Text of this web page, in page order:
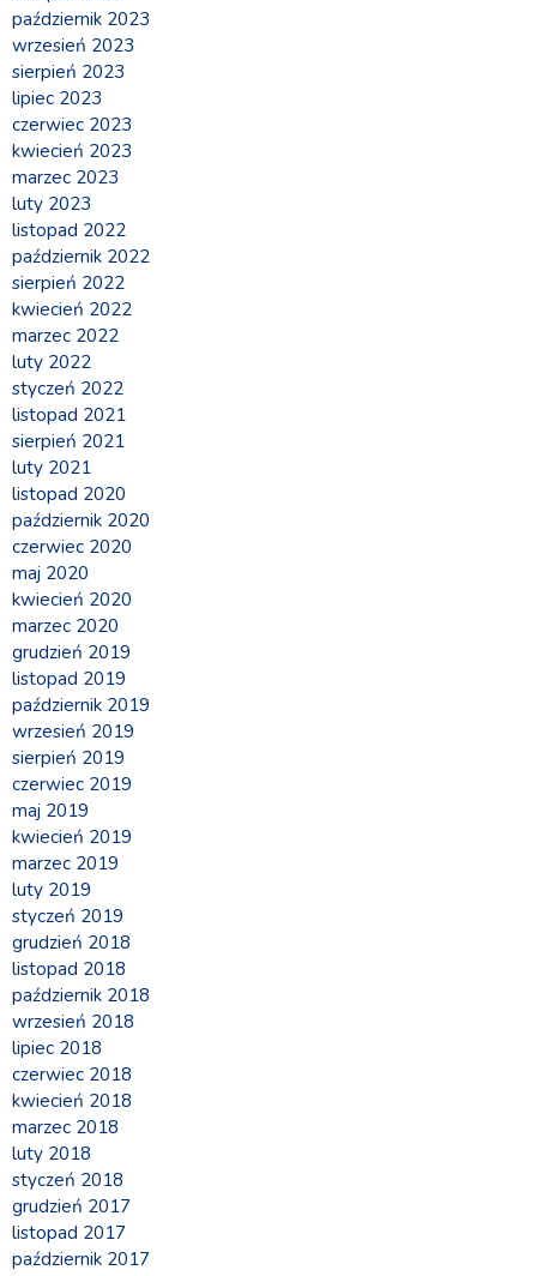
październik 2023
wrzesień 2023
sierpień 2023
lipiec 2023
czerwiec 2023
kwiecień 2023
marzec 2023
luty 2023
listopad 2022
październik 2022
sierpień 2022
kwiecień 2022
marzec 2022
luty 2022
styczeń 2022
listopad 2021
sierpień 2021
luty 2021
listopad 2020
październik 2020
czerwiec 2020
maj 2020
kwiecień 2020
marzec 2020
grudzień 2019
listopad 2019
październik 2019
wrzesień 2019
sierpień 2019
czerwiec 2019
maj 2019
kwiecień 2019
marzec 2019
luty 2019
styczeń 2019
grudzień 2018
listopad 2018
październik 2018
wrzesień 2018
lipiec 2018
czerwiec 2018
kwiecień 2018
marzec 2018
luty 2018
styczeń 2018
grudzień 2017
listopad 2017
październik 2017